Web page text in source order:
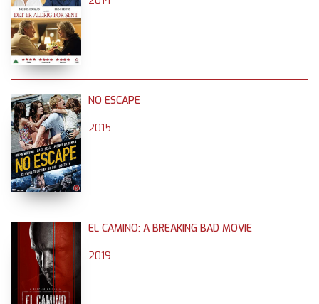
NO ESCAPE
2015
EL CAMINO: A BREAKING BAD MOVIE
2019